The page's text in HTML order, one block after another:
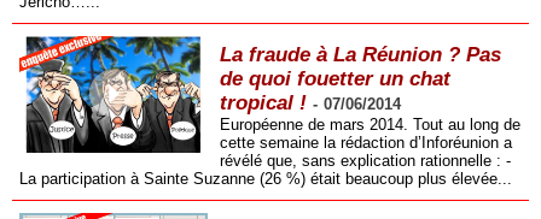
La fraude à La Réunion ? Pas
de quoi fouetter un chat
tropical ! - 07/06/2014
Européenne de mars 2014. Tout au long de
cette semaine la rédaction d’Inforéunion a
révélé que, sans explication rationnelle : -
La participation à Sainte Suzanne (26 %) était beaucoup plus élevée...